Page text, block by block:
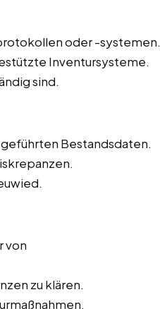
oder -systemen.
Inventursysteme.
sind.
Bestandsdaten.
von
zu klären.